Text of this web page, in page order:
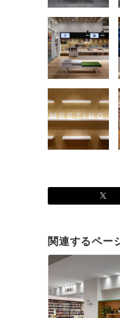
関連するペー